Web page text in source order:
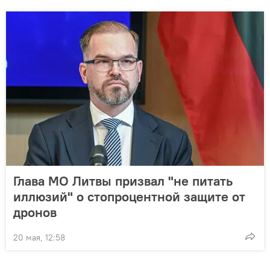
Глава МО Литвы призвал "не питать
иллюзий" о стопроцентной защите от
дронов
20 мая, 12:58